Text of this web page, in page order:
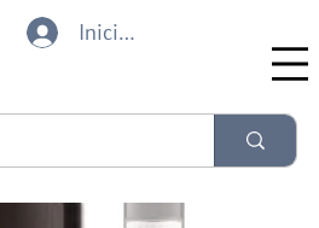
Iniciar sesión